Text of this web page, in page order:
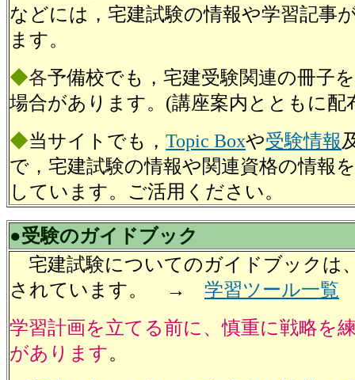
などには，宅建試験の情報や学習記事
ます。
◆各予備校でも，宅建受験関連の冊子
場合があります。(講座案内とともに配
◆当サイトでも， Topic Boxや受験情報
で，宅建試験の情報や関連資格の情報
しています。ご活用ください。
●受験のガイドブック
宅建試験についてのガイドブックは
されています。 → 学習ツール一覧
学習計画を立てる前に、慎重に戦略を
があります。